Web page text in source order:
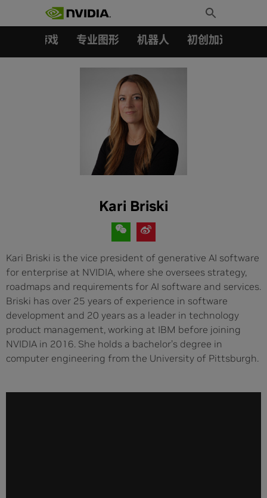
Toggle
Search
游戏 专业图形 机器人 初创加速会员成
Kari Briski
Kari Briski is the vice president of generative AI software
for enterprise at NVIDIA, where she oversees strategy,
roadmaps and requirements for AI software and services.
Briski has over 25 years of experience in software
development and 20 years as a leader in technology
product management, working at IBM before joining
NVIDIA in 2016. She holds a bachelor’s degree in
computer engineering from the University of Pittsburgh.